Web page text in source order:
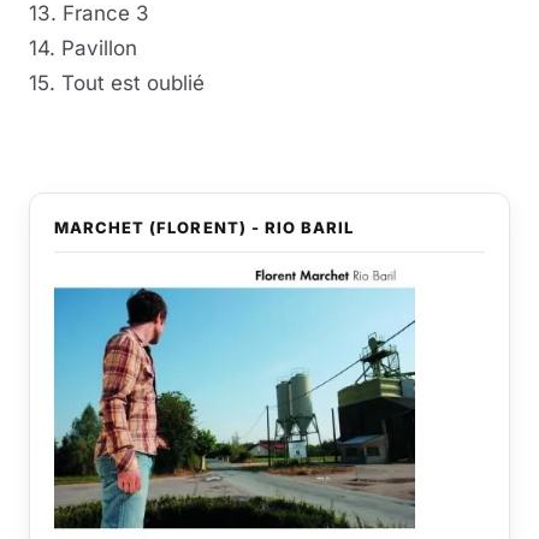
13. France 3
14. Pavillon
15. Tout est oublié
MARCHET (FLORENT) - RIO BARIL